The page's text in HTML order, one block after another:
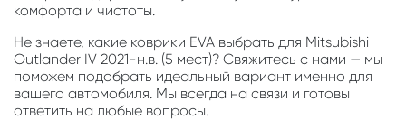
комфорта и чистоты.
Не знаете, какие коврики EVA выбрать для Mitsubishi
Outlander IV 2021-н.в. (5 мест)? Свяжитесь с нами — мы
поможем подобрать идеальный вариант именно для
вашего автомобиля. Мы всегда на связи и готовы
ответить на любые вопросы.